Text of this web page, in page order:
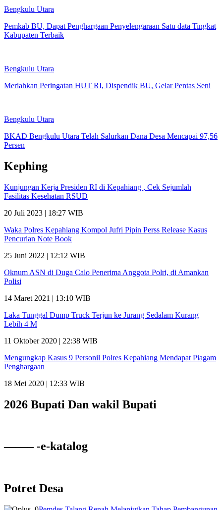
Bengkulu Utara
Pemkab BU, Dapat Penghargaan Penyelengaraan Satu data Tingkat
Kabupaten Terbaik
Bengkulu Utara
Meriahkan Peringatan HUT RI, Dispendik BU, Gelar Pentas Seni
Bengkulu Utara
BKAD Bengkulu Utara Telah Salurkan Dana Desa Mencapai 97,56
Persen
Kephing
Kunjungan Kerja Presiden RI di Kepahiang , Cek Sejumlah
Fasilitas Kesehatan RSUD
20 Juli 2023 | 18:27 WIB
Waka Polres Kepahiang Kompol Jufri Pipin Perss Release Kasus
Pencurian Note Book
25 Juni 2022 | 12:12 WIB
Oknum ASN di Duga Calo Penerima Anggota Polri, di Amankan
Polisi
14 Maret 2021 | 13:10 WIB
Laka Tunggal Dump Truck Terjun ke Jurang Sedalam Kurang
Lebih 4 M
11 Oktober 2020 | 22:38 WIB
Mengungkap Kasus 9 Personil Polres Kepahiang Mendapat Piagam
Penghargaan
18 Mei 2020 | 12:33 WIB
2026 Bupati Dan wakil Bupati
——– -e-katalog
Potret Desa